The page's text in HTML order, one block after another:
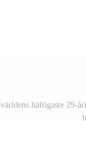
världens häftigaste 29-